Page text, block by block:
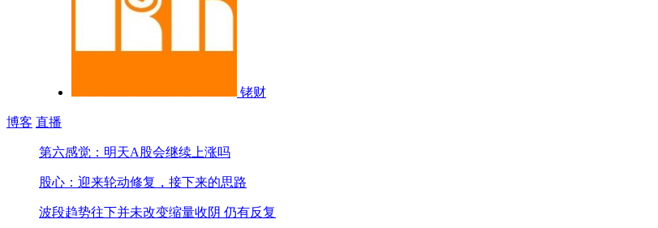
铑财
博客 直播
第六感觉：明天A股会继续上涨吗
股心：迎来轮动修复，接下来的思路
波段趋势往下并未改变缩量收阴 仍有反复